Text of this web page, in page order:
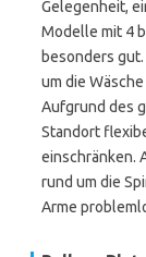
Gelegenheit,
Modelle mit 4
besonders
um die
Aufgrund des
Standort
einschränken.
rund um die
Arme